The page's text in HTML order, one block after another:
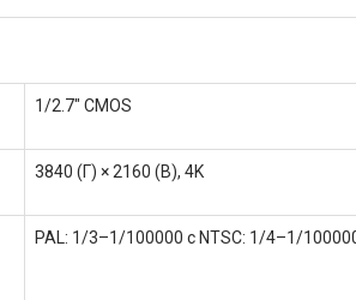
1/2.7" CMOS
3840 (Г) × 2160 (В), 4K
PAL: 1/3–1/100000 с NTSC: 1/4–1/